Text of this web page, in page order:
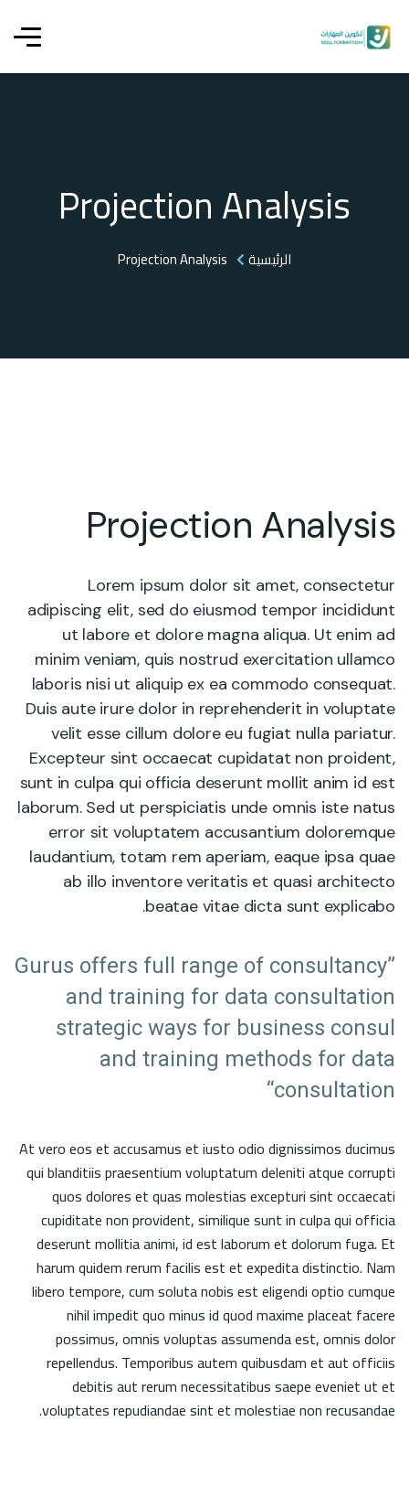
Projection Analysis
الرئيسية Projection Analysis
Projection Analysis
Lorem ipsum dolor sit amet, consectetur
adipiscing elit, sed do eiusmod tempor incididunt
ut labore et dolore magna aliqua. Ut enim ad
minim veniam, quis nostrud exercitation ullamco
laboris nisi ut aliquip ex ea commodo consequat.
Duis aute irure dolor in reprehenderit in voluptate
velit esse cillum dolore eu fugiat nulla pariatur.
Excepteur sint occaecat cupidatat non proident,
sunt in culpa qui officia deserunt mollit anim id est
laborum. Sed ut perspiciatis unde omnis iste natus
error sit voluptatem accusantium doloremque
laudantium, totam rem aperiam, eaque ipsa quae
ab illo inventore veritatis et quasi architecto
beatae vitae dicta sunt explicabo.
”Gurus offers full range of consultancy
and training for data consultation
strategic ways for business consul
and training methods for data
consultation“
At vero eos et accusamus et iusto odio dignissimos ducimus
qui blanditiis praesentium voluptatum deleniti atque corrupti
quos dolores et quas molestias excepturi sint occaecati
cupiditate non provident, similique sunt in culpa qui officia
deserunt mollitia animi, id est laborum et dolorum fuga. Et
harum quidem rerum facilis est et expedita distinctio. Nam
libero tempore, cum soluta nobis est eligendi optio cumque
nihil impedit quo minus id quod maxime placeat facere
possimus, omnis voluptas assumenda est, omnis dolor
repellendus. Temporibus autem quibusdam et aut officiis
debitis aut rerum necessitatibus saepe eveniet ut et
voluptates repudiandae sint et molestiae non recusandae.